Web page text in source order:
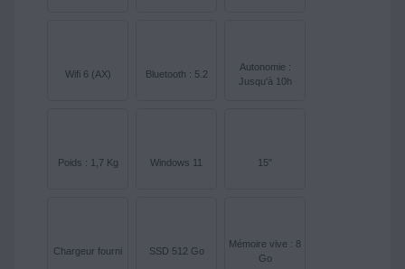
Wifi 6 (AX) Bluetooth : 5.2
Autonomie :
Jusqu'à 10h
Poids : 1,7 Kg Windows 11 15"
Chargeur fourni SSD 512 Go
Mémoire vive : 8
Go